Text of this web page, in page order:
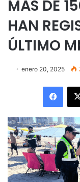
MÁS DE
HAN
ÚLTIMO
enero 20, 2025